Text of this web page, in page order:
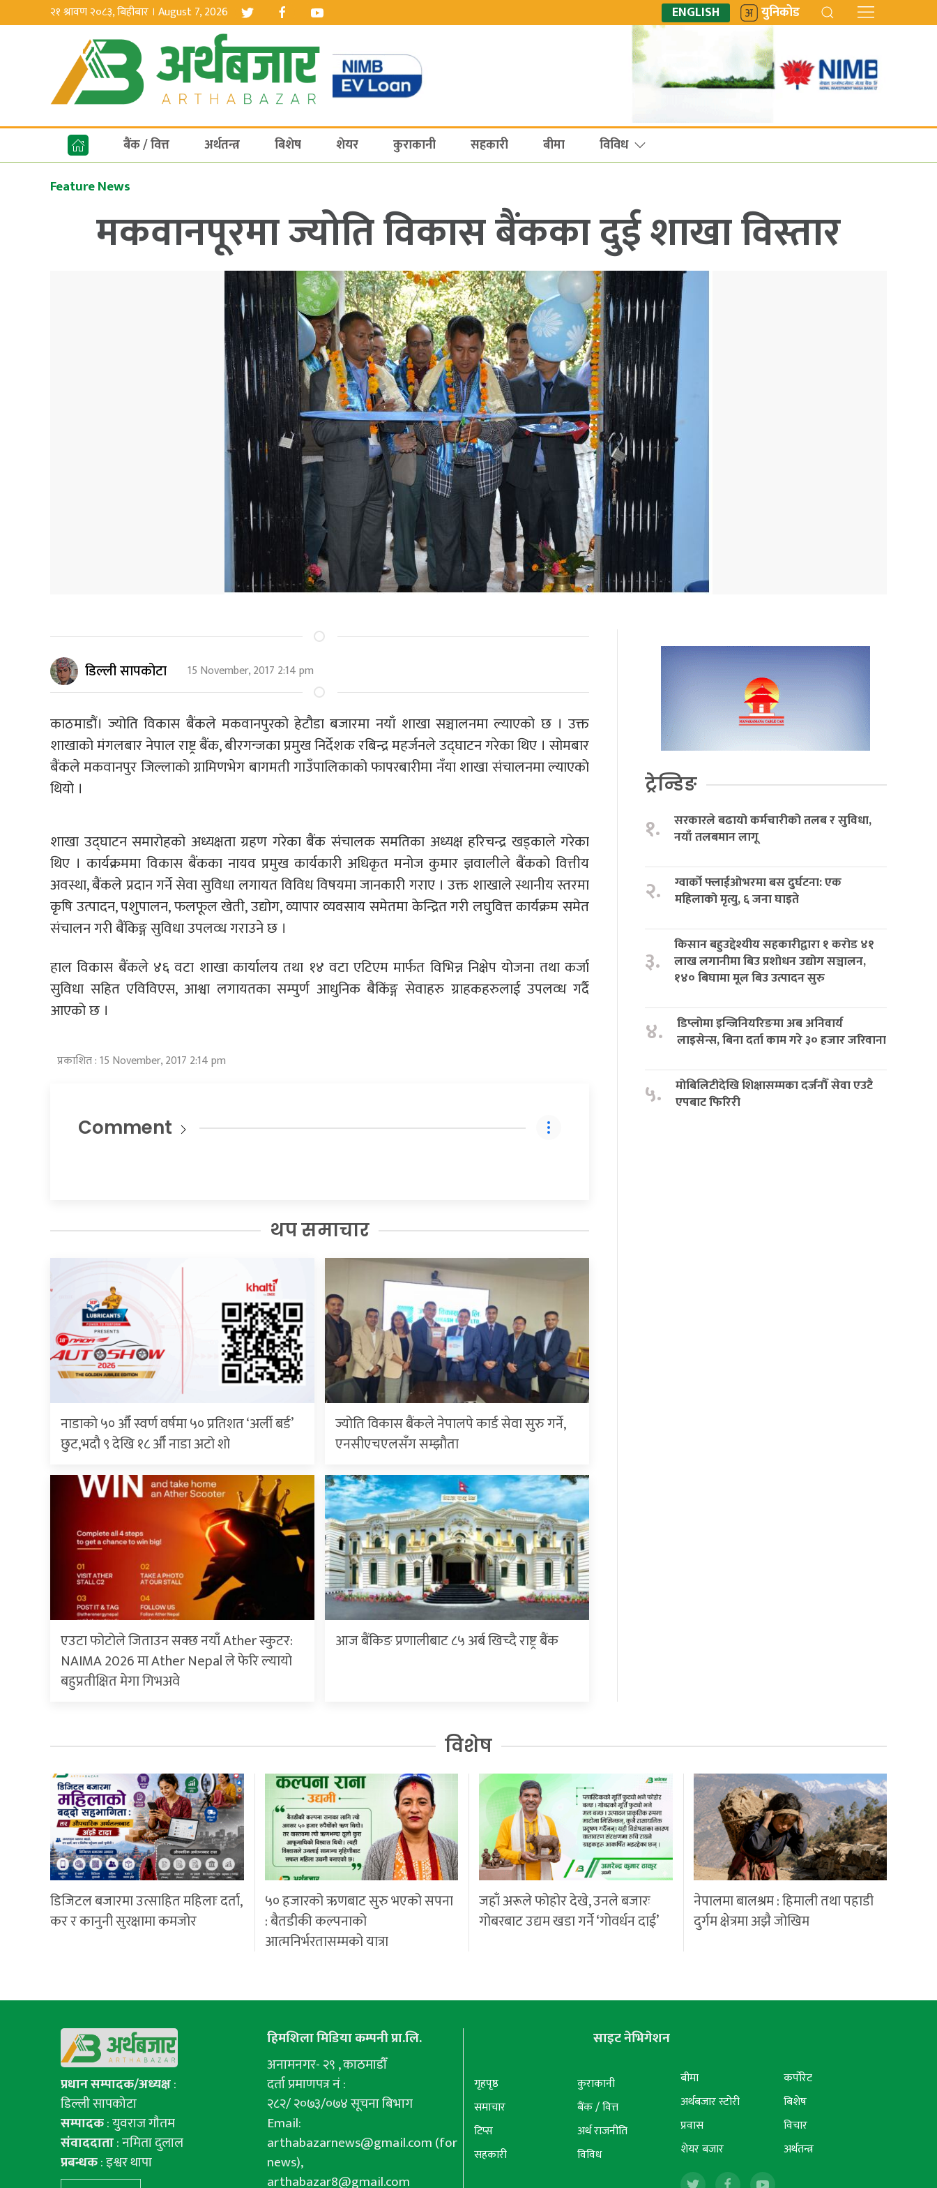
२१ श्रावण २०८३, बिहीबार । August 7, 2026 ENGLISH युनिकोड
बैंक / वित्त अर्थतन्त्र बिशेष शेयर कुराकानी सहकारी बीमा विविध
Feature News
मकवानपूरमा ज्योति विकास बैंकका दुई शाखा विस्तार
डिल्ली सापकोटा 15 November, 2017 2:14 pm
काठमाडौं। ज्योति विकास बैंकले मकवानपुरको हेटौडा बजारमा नयाँ शाखा सञ्चालनमा ल्याएको छ । उक्त
शाखाको मंगलबार नेपाल राष्ट्र बैंक, बीरगन्जका प्रमुख निर्देशक रबिन्द्र महर्जनले उद्घाटन गरेका थिए । सोमबार
बैंकले मकवानपुर जिल्लाको ग्रामिणभेग बागमती गाउँपालिकाको फापरबारीमा नँया शाखा संचालनमा ल्याएको
थियो ।
शाखा उद्घाटन समारोहको अध्यक्षता ग्रहण गरेका बैंक संचालक समतिका अध्यक्ष हरिचन्द्र खड्काले गरेका
थिए । कार्यक्रममा विकास बैंकका नायव प्रमुख कार्यकारी अधिकृत मनोज कुमार ज्ञवालीले बैंकको वित्तीय
अवस्था, बैंकले प्रदान गर्ने सेवा सुविधा लगायत विविध विषयमा जानकारी गराए । उक्त शाखाले स्थानीय स्तरमा
कृषि उत्पादन, पशुपालन, फलफूल खेती, उद्योग, व्यापार व्यवसाय समेतमा केन्द्रित गरी लघुवित्त कार्यक्रम समेत
संचालन गरी बैंकिङ्ग सुविधा उपलव्ध गराउने छ ।
हाल विकास बैंकले ४६ वटा शाखा कार्यालय तथा १४ वटा एटिएम मार्फत विभिन्न निक्षेप योजना तथा कर्जा
सुविधा सहित एविविएस, आश्वा लगायतका सम्पुर्ण आधुनिक बैकिंङ्ग सेवाहरु ग्राहकहरुलाई उपलव्ध गर्दै
आएको छ ।
प्रकाशित : 15 November, 2017 2:14 pm
Comment
थप समाचार
नाडाको ५० औँ स्वर्ण वर्षमा ५० प्रतिशत ‘अर्ली बर्ड’
छुट,भदौ ९ देखि १८ औँ नाडा अटो शो
ज्योति विकास बैंकले नेपालपे कार्ड सेवा सुरु गर्ने,
एनसीएचएलसँग सम्झौता
एउटा फोटोले जिताउन सक्छ नयाँ Ather स्कुटर:
NAIMA 2026 मा Ather Nepal ले फेरि ल्यायो
बहुप्रतीक्षित मेगा गिभअवे
आज बैंकिङ प्रणालीबाट ८५ अर्ब खिच्दै राष्ट्र बैंक
ट्रेन्डिङ
१.
सरकारले बढायो कर्मचारीको तलब र सुविधा,
नयाँ तलबमान लागू
२.
ग्वार्को फ्लाईओभरमा बस दुर्घटना: एक
महिलाको मृत्यु, ६ जना घाइते
३.
किसान बहुउद्देश्यीय सहकारीद्वारा १ करोड ४१
लाख लगानीमा बिउ प्रशोधन उद्योग सञ्चालन,
१४० बिघामा मूल बिउ उत्पादन सुरु
४.
डिप्लोमा इन्जिनियरिङमा अब अनिवार्य
लाइसेन्स, बिना दर्ता काम गरे ३० हजार जरिवाना
५.
मोबिलिटीदेखि शिक्षासम्मका दर्जनौँ सेवा एउटै
एपबाट फिरिरी
विशेष
डिजिटल बजारमा उत्साहित महिलाः दर्ता,
कर र कानुनी सुरक्षामा कमजोर
५० हजारको ऋणबाट सुरु भएको सपना
: बैतडीकी कल्पनाको
आत्मनिर्भरतासम्मको यात्रा
जहाँ अरूले फोहोर देखे, उनले बजारः
गोबरबाट उद्यम खडा गर्ने ‘गोवर्धन दाई’
नेपालमा बालश्रम : हिमाली तथा पहाडी
दुर्गम क्षेत्रमा अझै जोखिम
प्रधान सम्पादक/अध्यक्ष:
डिल्ली सापकोटा
सम्पादक: युवराज गाैतम
संवाददाता: नमिता दुलाल
प्रबन्धक: इश्वर थापा
हिमशिला मिडिया कम्पनी प्रा.लि.
अनामनगर- २९ , काठमाडौँ
दर्ता प्रमाणपत्र नं :
२८२/ २०७३/०७४ सूचना बिभाग
Email:
arthabazarnews@gmail.com(for
news),
arthabazar8@gmail.com
साइट नेभिगेशन
गृहपृष्ठ
समाचार
टिप्स
सहकारी
कुराकानी
बैंक / वित्त
अर्थ राजनीति
विविध
बीमा
अर्थबजार स्टोरी
प्रवास
शेयर बजार
कर्पोरेट
बिशेष
विचार
अर्थतन्त्र